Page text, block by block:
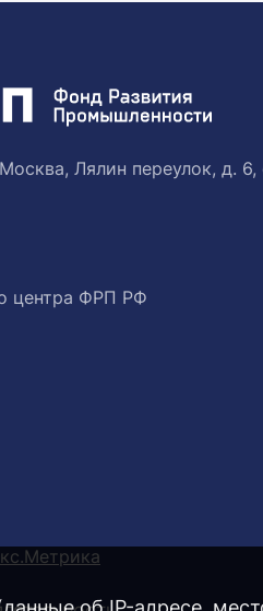
Лялин переулок, д. 6,
центра ФРП РФ